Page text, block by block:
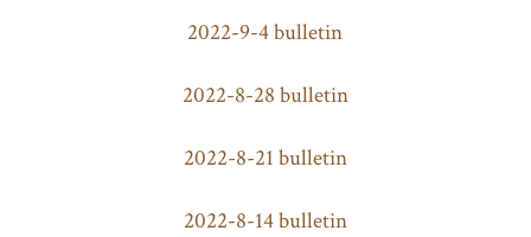
2022-9-4 bulletin
2022-8-28 bulletin
2022-8-21 bulletin
2022-8-14 bulletin